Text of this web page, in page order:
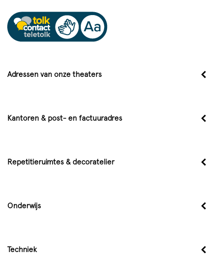
Adressen van onze theaters
Kantoren & post- en factuuradres
Repetitieruimtes & decoratelier
Onderwijs
Techniek